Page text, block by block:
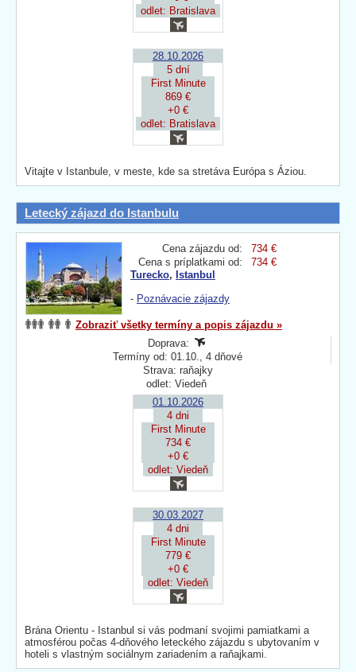
odlet: Bratislava
28.10.2026
5 dní
First Minute
869 €
+0 €
odlet: Bratislava
Vitajte v Istanbule, v meste, kde sa stretáva Európa s Áziou.
Letecký zájazd do Istanbulu
Cena zájazdu od:
734 €
Cena s príplatkami od:
734 €
Turecko, Istanbul
- Poznávacie zájazdy
Zobraziť všetky termíny a popis zájazdu »
Doprava:
Termíny od: 01.10., 4 dňové
Strava: raňajky
odlet: Viedeň
01.10.2026
4 dni
First Minute
734 €
+0 €
odlet: Viedeň
30.03.2027
4 dni
First Minute
779 €
+0 €
odlet: Viedeň
Brána Orientu - Istanbul si vás podmaní svojimi pamiatkami a
atmosférou počas 4-dňového leteckého zájazdu s ubytovaním v
hoteli s vlastným sociálnym zariadením a raňajkami.